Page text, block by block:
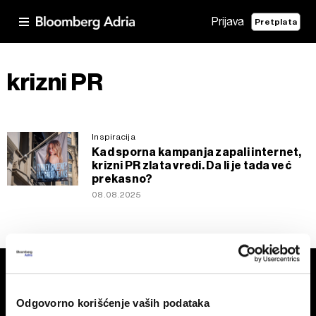
Odgovorno korišćenje vaših podataka
Prijava Pretplata
krizni PR
Inspiracija
Kad sporna kampanja zapali internet,
krizni PR zlata vredi. Da li je tada već
prekasno?
08.08.2025